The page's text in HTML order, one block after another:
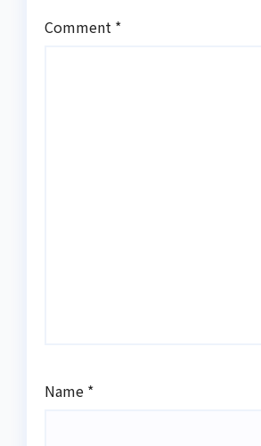
Comment *
Name *